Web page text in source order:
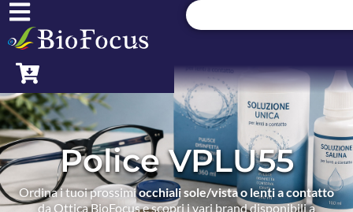
Police VPLU55
Ordina i tuoi prossimiocchiali sole/vista o lenti a contatto
da Ottica BioFocus e scopri i vari brand disponibili a